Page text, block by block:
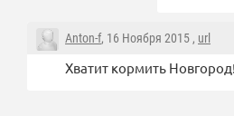
Anton-f, 16 Ноября 2015 , url
Хватит кормить Новгород!